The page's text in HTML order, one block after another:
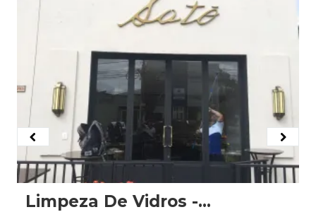
removemos toda sujeira grossa (tintas,...
Limpeza De Vidros -...